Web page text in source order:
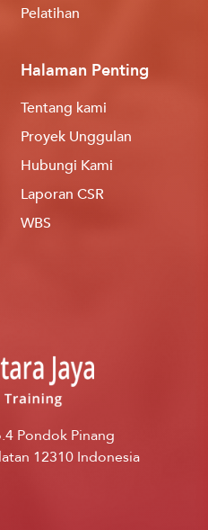
Pelatihan
Halaman Penting
Tentang kami
Proyek Unggulan
Hubungi Kami
Laporan CSR
WBS
Pondok Pinang
12310 Indonesia